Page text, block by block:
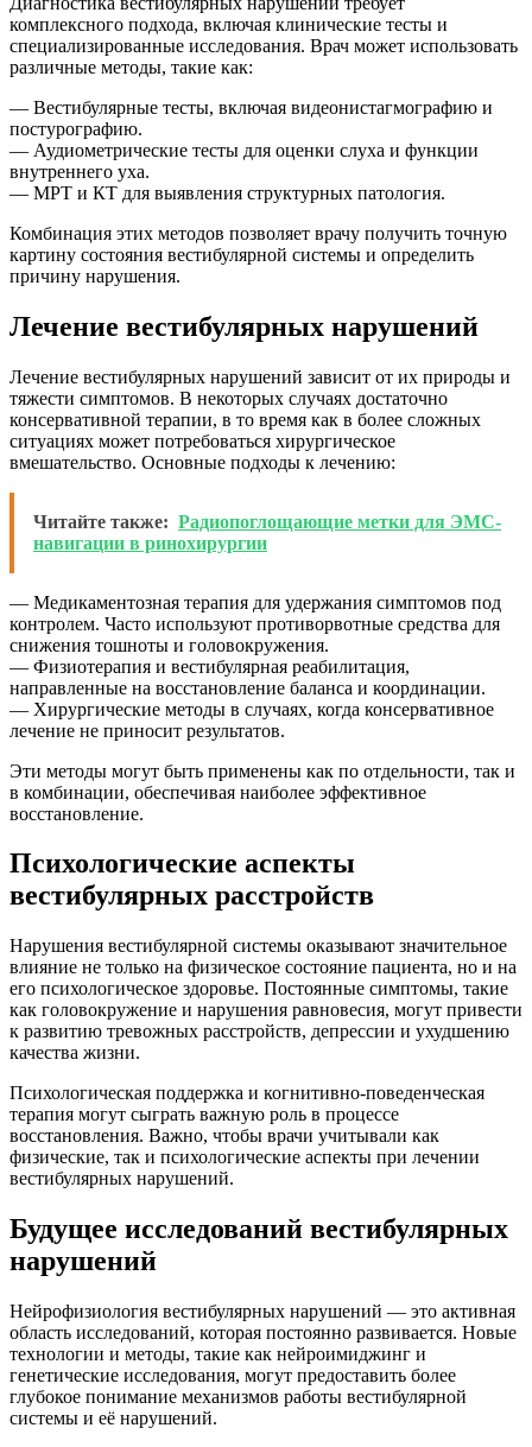
комплексного подхода, включая клинические тесты и
специализированные исследования. Врач может использовать
различные методы, такие как:
— Вестибулярные тесты, включая видеонистагмографию и
постурографию.
— Аудиометрические тесты для оценки слуха и функции
внутреннего уха.
— МРТ и КТ для выявления структурных патология.
Комбинация этих методов позволяет врачу получить точную
картину состояния вестибулярной системы и определить
причину нарушения.
Лечение вестибулярных нарушений
Лечение вестибулярных нарушений зависит от их природы и
тяжести симптомов. В некоторых случаях достаточно
консервативной терапии, в то время как в более сложных
ситуациях может потребоваться хирургическое
вмешательство. Основные подходы к лечению:
Читайте также: Радиопоглощающие метки для ЭМС-
навигaции в ринохирургии
— Медикаментозная терапия для удержания симптомов под
контролем. Часто используют противорвотные средства для
снижения тошноты и головокружения.
— Физиотерапия и вестибулярная реабилитация,
направленные на восстановление баланса и координации.
— Хирургические методы в случаях, когда консервативное
лечение не приносит результатов.
Эти методы могут быть применены как по отдельности, так и
в комбинации, обеспечивая наиболее эффективное
восстановление.
Психологические аспекты
вестибулярных расстройств
Нарушения вестибулярной системы оказывают значительное
влияние не только на физическое состояние пациента, но и на
его психологическое здоровье. Постоянные симптомы, такие
как головокружение и нарушения равновесия, могут привести
к развитию тревожных расстройств, депрессии и ухудшению
качества жизни.
Психологическая поддержка и когнитивно-поведенческая
терапия могут сыграть важную роль в процессе
восстановления. Важно, чтобы врачи учитывали как
физические, так и психологические аспекты при лечении
вестибулярных нарушений.
Будущее исследований вестибулярных
нарушений
Нейрофизиология вестибулярных нарушений — это активная
область исследований, которая постоянно развивается. Новые
технологии и методы, такие как нейроимиджинг и
генетические исследования, могут предоставить более
глубокое понимание механизмов работы вестибулярной
системы и её нарушений.